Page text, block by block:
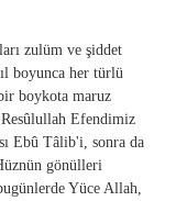
zulüm ve şiddet
boyunca her türlü
boykota maruz
Resûlullah Efendimiz
Ebû Tâlib'i, sonra da
gönülleri
Yüce Allah,